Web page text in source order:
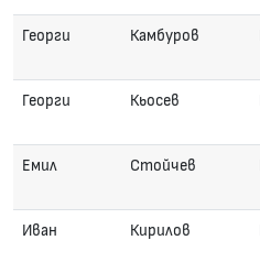
Георги Камбуров
Георги Кьосев
Емил Стойчев
Иван Кирилов